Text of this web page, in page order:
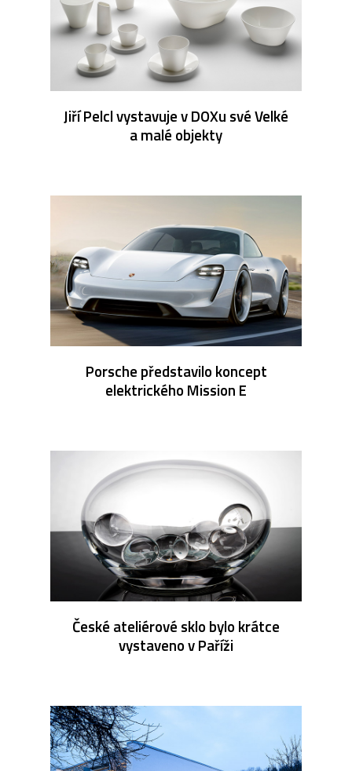
Jiří Pelcl vystavuje v DOXu své Velké
a malé objekty
Porsche představilo koncept
elektrického Mission E
České ateliérové sklo bylo krátce
vystaveno v Paříži